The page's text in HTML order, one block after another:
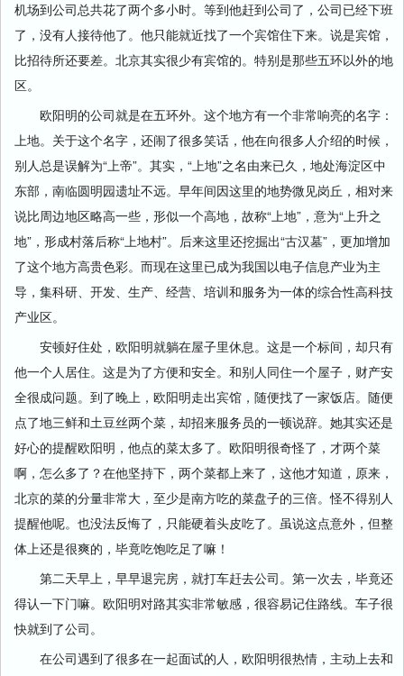
机场到公司总共花了两个多小时。等到他赶到公司了，公司已经下班
了，没有人接待他了。他只能就近找了一个宾馆住下来。说是宾馆，
比招待所还要差。北京其实很少有宾馆的。特别是那些五环以外的地
区。
欧阳明的公司就是在五环外。这个地方有一个非常响亮的名字：
上地。关于这个名字，还闹了很多笑话，他在向很多人介绍的时候，
别人总是误解为“上帝”。其实，“上地”之名由来已久，地处海淀区中
东部，南临圆明园遗址不远。早年间因这里的地势微见岗丘，相对来
说比周边地区略高一些，形似一个高地，故称“上地”，意为“上升之
地”，形成村落后称“上地村”。后来这里还挖掘出“古汉墓”，更加增加
了这个地方高贵色彩。而现在这里已成为我国以电子信息产业为主
导，集科研、开发、生产、经营、培训和服务为一体的综合性高科技
产业区。
安顿好住处，欧阳明就躺在屋子里休息。这是一个标间，却只有
他一个人居住。这是为了方便和安全。和别人同住一个屋子，财产安
全很成问题。到了晚上，欧阳明走出宾馆，随便找了一家饭店。随便
点了地三鲜和土豆丝两个菜，却招来服务员的一顿说辞。她其实还是
好心的提醒欧阳明，他点的菜太多了。欧阳明很奇怪了，才两个菜
啊，怎么多了？在他坚持下，两个菜都上来了，这他才知道，原来，
北京的菜的分量非常大，至少是南方吃的菜盘子的三倍。怪不得别人
提醒他呢。也没法反悔了，只能硬着头皮吃了。虽说这点意外，但整
体上还是很爽的，毕竟吃饱吃足了嘛！
第二天早上，早早退完房，就打车赶去公司。第一次去，毕竟还
得认一下门嘛。欧阳明对路其实非常敏感，很容易记住路线。车子很
快就到了公司。
在公司遇到了很多在一起面试的人，欧阳明很热情，主动上去和